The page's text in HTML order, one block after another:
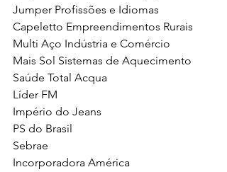
Jumper Profissões e Idiomas
Capeletto Empreendimentos Rurais
Multi Aço Indústria e Comércio
Mais Sol Sistemas de Aquecimento
Saúde Total Acqua
Líder FM
Império do Jeans
PS do Brasil
Sebrae
Incorporadora América